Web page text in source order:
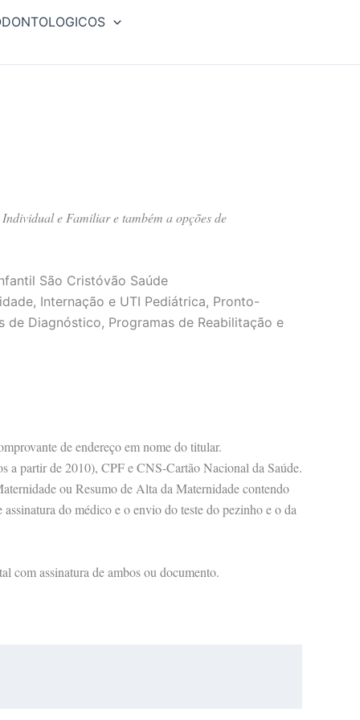
e Familiar e também a opções de
São Cristóvão Saúde
Internação e UTI Pediátrica, Pronto-
Diagnóstico, Programas de Reabilitação e
de endereço em nome do titular.
a partir de 2010), CPF e CNS-Cartão Nacional da Saúde.
ou Resumo de Alta da Maternidade contendo
do médico e o envio do teste do pezinho e o da
com assinatura de ambos ou documento.